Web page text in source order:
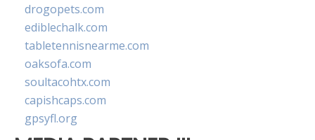
drogopets.com
ediblechalk.com
tabletennisnearme.com
oaksofa.com
soultacohtx.com
capishcaps.com
gpsyfl.org